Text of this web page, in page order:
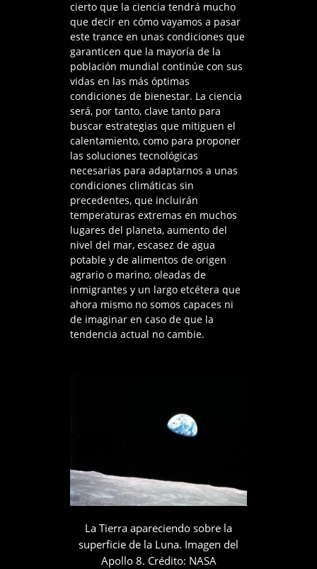
cierto que la ciencia tendrá mucho
que decir en cómo vayamos a pasar
este trance en unas condiciones que
garanticen que la mayoría de la
población mundial continúe con sus
vidas en las más óptimas
condiciones de bienestar. La ciencia
será, por tanto, clave tanto para
buscar estrategias que mitiguen el
calentamiento, como para proponer
las soluciones tecnológicas
necesarias para adaptarnos a unas
condiciones climáticas sin
precedentes, que incluirán
temperaturas extremas en muchos
lugares del planeta, aumento del
nivel del mar, escasez de agua
potable y de alimentos de origen
agrario o marino, oleadas de
inmigrantes y un largo etcétera que
ahora mismo no somos capaces ni
de imaginar en caso de que la
tendencia actual no cambie.
La Tierra apareciendo sobre la
superficie de la Luna. Imagen del
Apollo 8. Crédito: NASA